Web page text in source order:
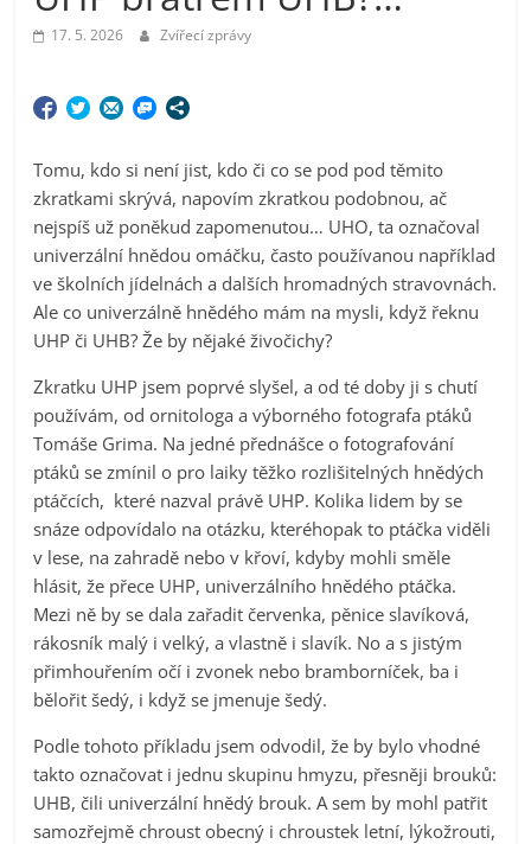
17. 5. 2026 Zvířecí zprávy
Tomu, kdo si není jist, kdo či co se pod pod těmito
zkratkami skrývá, napovím zkratkou podobnou, ač
nejspíš už poněkud zapomenutou… UHO, ta označoval
univerzální hnědou omáčku, často používanou například
ve školních jídelnách a dalších hromadných stravovnách.
Ale co univerzálně hnědého mám na mysli, když řeknu
UHP či UHB? Že by nějaké živočichy?
Zkratku UHP jsem poprvé slyšel, a od té doby ji s chutí
používám, od ornitologa a výborného fotografa ptáků
Tomáše Grima. Na jedné přednášce o fotografování
ptáků se zmínil o pro laiky těžko rozlišitelných hnědých
ptáčcích, které nazval právě UHP. Kolika lidem by se
snáze odpovídalo na otázku, kteréhopak to ptáčka viděli
v lese, na zahradě nebo v křoví, kdyby mohli směle
hlásit, že přece UHP, univerzálního hnědého ptáčka.
Mezi ně by se dala zařadit červenka, pěnice slavíková,
rákosník malý i velký, a vlastně i slavík. No a s jistým
přimhouřením očí i zvonek nebo bramborníček, ba i
bělořit šedý, i když se jmenuje šedý.
Podle tohoto příkladu jsem odvodil, že by bylo vhodné
takto označovat i jednu skupinu hmyzu, přesněji brouků:
UHB, čili univerzální hnědý brouk. A sem by mohl patřit
samozřejmě chroust obecný i chroustek letní, lýkožrouti,